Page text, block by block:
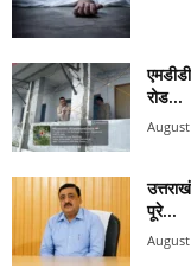
रोड...
पूरे...